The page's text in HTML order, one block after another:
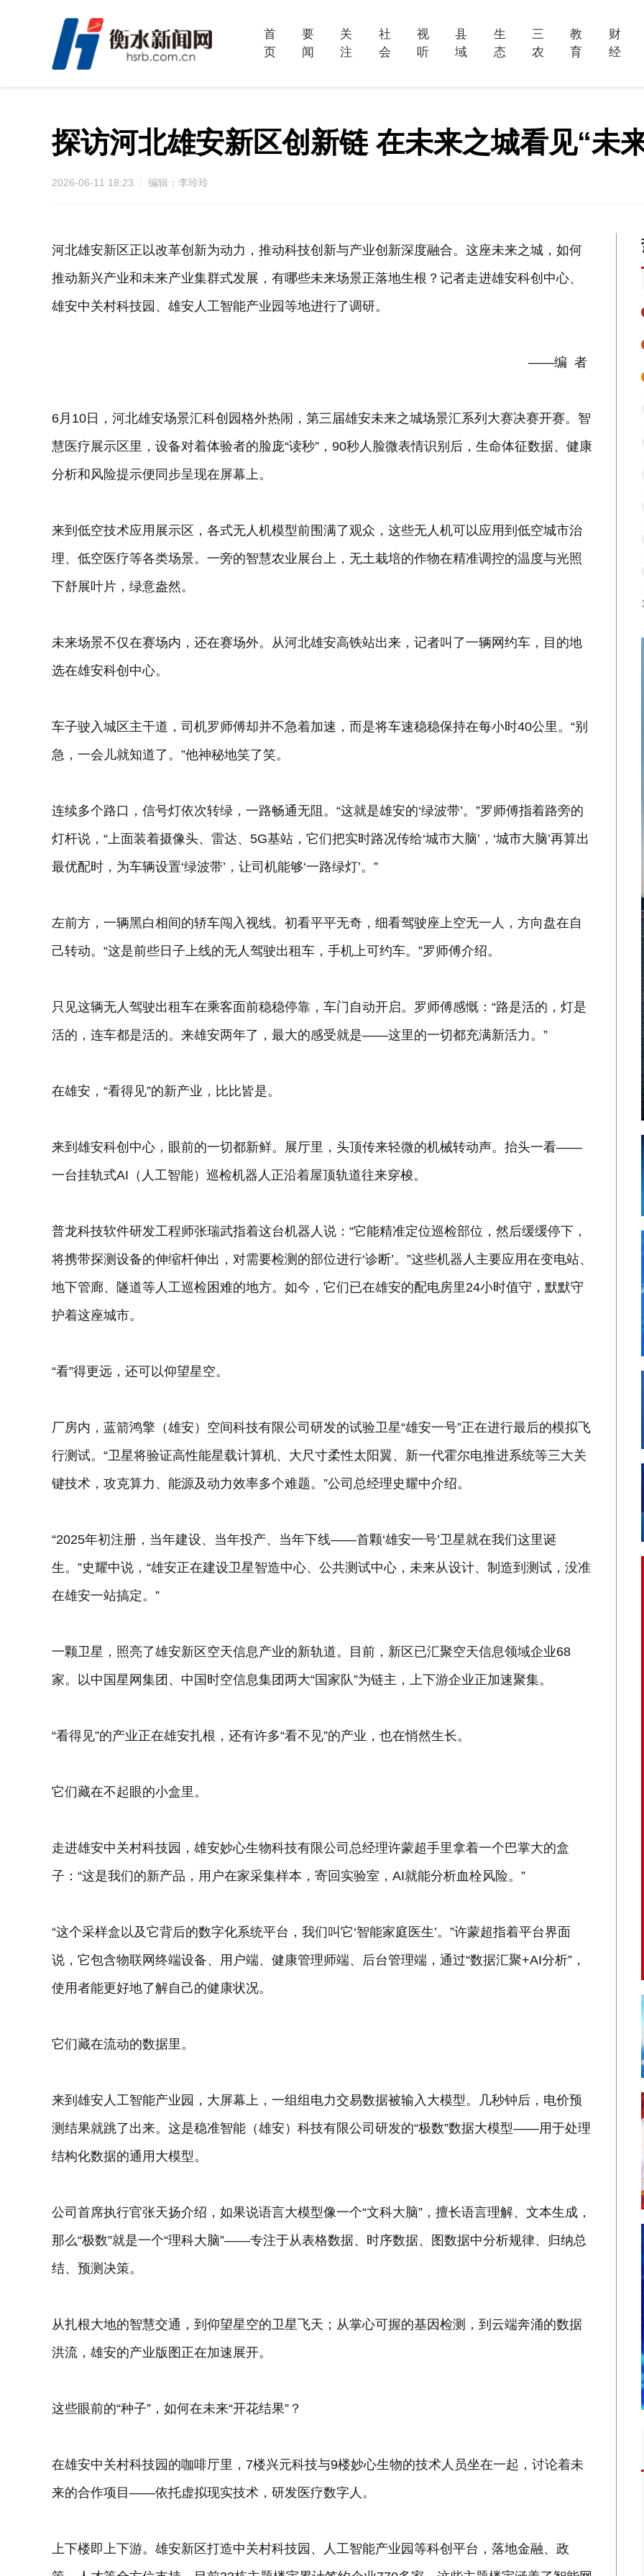
首
页
要
闻
关
注
社
会
视
听
县
域
生
态
三
农
教
育
财
经
探访河北雄安新区创新链 在未来之城看见“未
2026-06-11 18:23 编辑：李玲玲
河北雄安新区正以改革创新为动力，推动科技创新与产业创新深度融合。这座未来之城，如何
推动新兴产业和未来产业集群式发展，有哪些未来场景正落地生根？记者走进雄安科创中心、
雄安中关村科技园、雄安人工智能产业园等地进行了调研。
——编 者
6月10日，河北雄安场景汇科创园格外热闹，第三届雄安未来之城场景汇系列大赛决赛开赛。智
慧医疗展示区里，设备对着体验者的脸庞“读秒”，90秒人脸微表情识别后，生命体征数据、健康
分析和风险提示便同步呈现在屏幕上。
来到低空技术应用展示区，各式无人机模型前围满了观众，这些无人机可以应用到低空城市治
理、低空医疗等各类场景。一旁的智慧农业展台上，无土栽培的作物在精准调控的温度与光照
下舒展叶片，绿意盎然。
未来场景不仅在赛场内，还在赛场外。从河北雄安高铁站出来，记者叫了一辆网约车，目的地
选在雄安科创中心。
车子驶入城区主干道，司机罗师傅却并不急着加速，而是将车速稳稳保持在每小时40公里。“别
急，一会儿就知道了。”他神秘地笑了笑。
连续多个路口，信号灯依次转绿，一路畅通无阻。“这就是雄安的‘绿波带’。”罗师傅指着路旁的
灯杆说，“上面装着摄像头、雷达、5G基站，它们把实时路况传给‘城市大脑’，‘城市大脑’再算出
最优配时，为车辆设置‘绿波带’，让司机能够‘一路绿灯’。”
左前方，一辆黑白相间的轿车闯入视线。初看平平无奇，细看驾驶座上空无一人，方向盘在自
己转动。“这是前些日子上线的无人驾驶出租车，手机上可约车。”罗师傅介绍。
只见这辆无人驾驶出租车在乘客面前稳稳停靠，车门自动开启。罗师傅感慨：“路是活的，灯是
活的，连车都是活的。来雄安两年了，最大的感受就是——这里的一切都充满新活力。”
在雄安，“看得见”的新产业，比比皆是。
来到雄安科创中心，眼前的一切都新鲜。展厅里，头顶传来轻微的机械转动声。抬头一看——
一台挂轨式AI（人工智能）巡检机器人正沿着屋顶轨道往来穿梭。
普龙科技软件研发工程师张瑞武指着这台机器人说：“它能精准定位巡检部位，然后缓缓停下，
将携带探测设备的伸缩杆伸出，对需要检测的部位进行‘诊断’。”这些机器人主要应用在变电站、
地下管廊、隧道等人工巡检困难的地方。如今，它们已在雄安的配电房里24小时值守，默默守
护着这座城市。
“看”得更远，还可以仰望星空。
厂房内，蓝箭鸿擎（雄安）空间科技有限公司研发的试验卫星“雄安一号”正在进行最后的模拟飞
行测试。“卫星将验证高性能星载计算机、大尺寸柔性太阳翼、新一代霍尔电推进系统等三大关
键技术，攻克算力、能源及动力效率多个难题。”公司总经理史耀中介绍。
“2025年初注册，当年建设、当年投产、当年下线——首颗‘雄安一号’卫星就在我们这里诞
生。”史耀中说，“雄安正在建设卫星智造中心、公共测试中心，未来从设计、制造到测试，没准
在雄安一站搞定。”
一颗卫星，照亮了雄安新区空天信息产业的新轨道。目前，新区已汇聚空天信息领域企业68
家。以中国星网集团、中国时空信息集团两大“国家队”为链主，上下游企业正加速聚集。
“看得见”的产业正在雄安扎根，还有许多“看不见”的产业，也在悄然生长。
它们藏在不起眼的小盒里。
走进雄安中关村科技园，雄安妙心生物科技有限公司总经理许蒙超手里拿着一个巴掌大的盒
子：“这是我们的新产品，用户在家采集样本，寄回实验室，AI就能分析血栓风险。”
“这个采样盒以及它背后的数字化系统平台，我们叫它‘智能家庭医生’。”许蒙超指着平台界面
说，它包含物联网终端设备、用户端、健康管理师端、后台管理端，通过“数据汇聚+AI分析”，
使用者能更好地了解自己的健康状况。
它们藏在流动的数据里。
来到雄安人工智能产业园，大屏幕上，一组组电力交易数据被输入大模型。几秒钟后，电价预
测结果就跳了出来。这是稳准智能（雄安）科技有限公司研发的“极数”数据大模型——用于处理
结构化数据的通用大模型。
公司首席执行官张天扬介绍，如果说语言大模型像一个“文科大脑”，擅长语言理解、文本生成，
那么“极数”就是一个“理科大脑”——专注于从表格数据、时序数据、图数据中分析规律、归纳总
结、预测决策。
从扎根大地的智慧交通，到仰望星空的卫星飞天；从掌心可握的基因检测，到云端奔涌的数据
洪流，雄安的产业版图正在加速展开。
这些眼前的“种子”，如何在未来“开花结果”？
在雄安中关村科技园的咖啡厅里，7楼兴元科技与9楼妙心生物的技术人员坐在一起，讨论着未
来的合作项目——依托虚拟现实技术，研发医疗数字人。
上下楼即上下游。雄安新区打造中关村科技园、人工智能产业园等科创平台，落地金融、政